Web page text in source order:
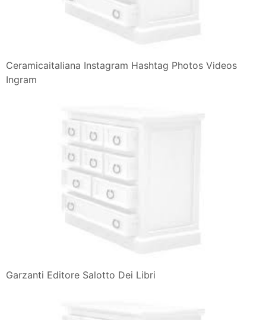
Ceramicaitaliana Instagram Hashtag Photos Videos
Ingram
Garzanti Editore Salotto Dei Libri